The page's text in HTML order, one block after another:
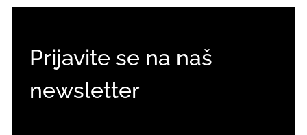
Prijavite se na naš
newsletter